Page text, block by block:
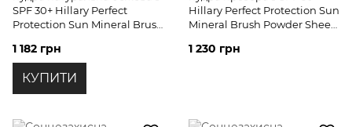
SPF 30+ Hillary Perfect
Protection Sun Mineral Brush
1 182 грн
КУПИТИ
Hillary Perfect Protection Sun
Mineral Brush Powder Sheer
1 230 грн